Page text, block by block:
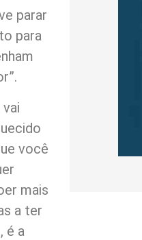
parar
para
você
mais
a ter
é a